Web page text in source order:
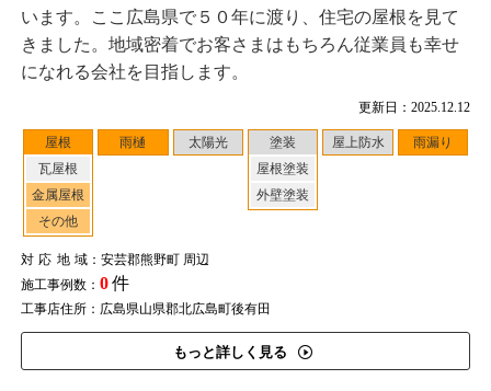
更新日：2025.12.12
屋根
瓦屋根
金属屋根
その他
雨樋 太陽光
塗装
屋根塗装
外壁塗装
屋上防水 雨漏り
対応地域：安芸郡熊野町 周辺
施工事例数： 0件
工事店住所：広島県山県郡北広島町後有田
もっと詳しく見る
います。ここ広島県で５０年に渡り、住宅の屋根を見て
きました。地域密着でお客さまはもちろん従業員も幸せ
になれる会社を目指します。